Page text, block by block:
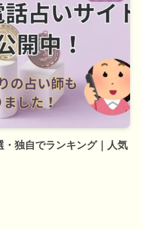
独自でランキング｜人気